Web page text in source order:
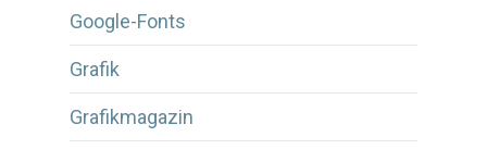
Google-Fonts
Grafik
Grafikmagazin